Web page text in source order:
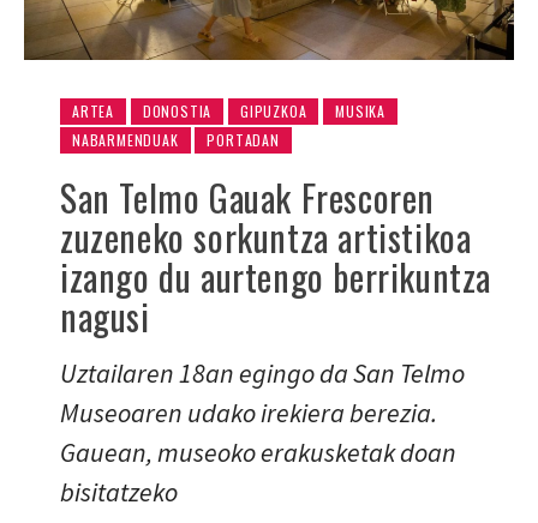
ARTEA DONOSTIA GIPUZKOA
MUSIKA
NABARMENDUAK
PORTADAN
San Telmo Gauak Frescoren
zuzeneko sorkuntza artistikoa
izango du aurtengo berrikuntza
nagusi
Uztailaren 18an egingo da San Telmo
Museoaren udako irekiera berezia.
Gauean, museoko erakusketak doan
bisitatzeko